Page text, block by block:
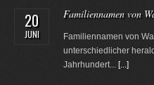
20
JUNI
Familiennamen von
Familiennamen von
unterschiedlicher
Jahrhundert... [...]